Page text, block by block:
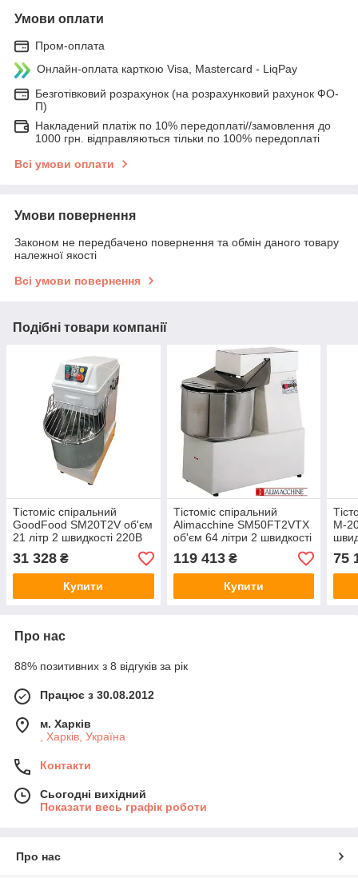
Умови оплати
Пром-оплата
Онлайн-оплата карткою Visa, Mastercard - LiqPay
Безготівковий розрахунок (на розрахунковий рахунок ФО-
П)
Накладений платіж по 10% передоплаті//замовлення до
1000 грн. відправляються тільки по 100% передоплаті
Всі умови оплати
Умови повернення
Законом не передбачено повернення та обмін даного товару
належної якості
Всі умови повернення
Подібні товари компанії
Тістоміс спіральний
GoodFood SM20T2V об'єм
21 літр 2 швидкості 220В
31 328 ₴
Купити
Тістоміс спіральний
Alimacchine SM50FT2VTX
об'єм 64 літри 2 швидкості
119 413₴
Купити
M-
75
Про нас
88% позитивних з 8 відгуків за рік
Працює з 30.08.2012
м. Харків
, Харків, Україна
Контакти
Сьогодні вихідний
Показати весь графік роботи
Про нас